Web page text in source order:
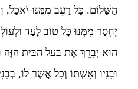
הַשָּׁלוֹם. כָּל רָעֵב מִמֶּנּוּ יֹאכַל,
יֶחְסַר מִמֶּנּוּ כָּל טוֹב לָעַד
הוּא יְבָרֵךְ אֶת בַּעַל הַבַּיִת
וּבָנָיו וְאִשְׁתּוֹ וְכָל אֲשֶׁר לוֹ,